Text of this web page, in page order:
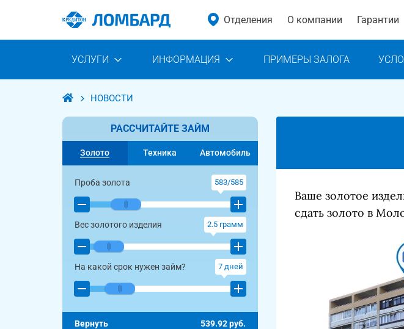
Отделения О компании Гарантии
УСЛУГИ ИНФОРМАЦИЯ ПРИМЕРЫ ЗАЛОГА
НОВОСТИ
Ваше золотое
сдать золото в
РАССЧИТАЙТЕ ЗАЙМ
Золото Техника Автомобиль
Проба золота 583/585
Вес золотого изделия 2.5 грамм
На какой срок нужен займ? 7 дней
Вернуть 539.92руб.